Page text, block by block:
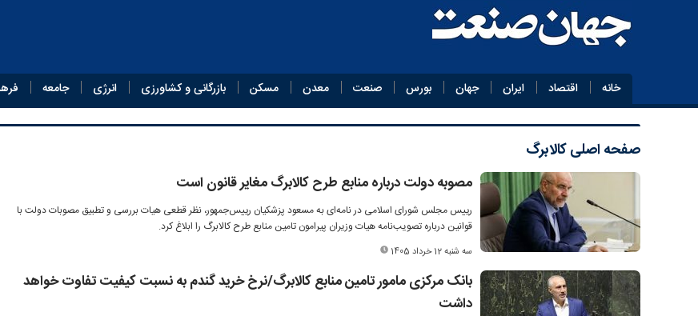
خانه اقتصاد ایران جهان بورس صنعت معدن مسکن بازرگانی و کشاورزی انرژی جامعه
صفحه اصلیکالابرگ
مصوبه دولت درباره منابع طرح کالابرگ مغایر قانون است
رییس مجلس شورای اسلامی در نامه‌ای به مسعود پزشکیان رییس‌جمهور، نظر قطعی هیات بررسی و تطبیق مصوبات دولت با
قوانین درباره تصویب‌نامه هیات وزیران پیرامون تامین منابع طرح کالابرگ را ابلاغ کرد.
سه شنبه 12 خرداد 1405
بانک مرکزی مامور تامین منابع کالابرگ/نرخ خرید گندم به نسبت کیفیت تفاوت خواهد
داشت